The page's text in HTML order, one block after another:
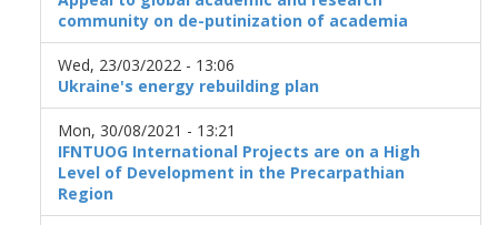
community on de-putinization of academia
Wed, 23/03/2022 - 13:06
Ukraine's energy rebuilding plan
Mon, 30/08/2021 - 13:21
IFNTUOG International Projects are on a High
Level of Development in the Precarpathian
Region